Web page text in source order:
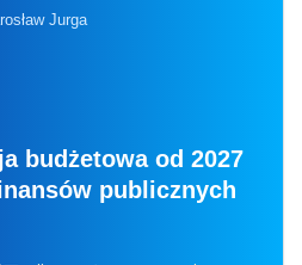
Jurga
budżetowa od 2027
publicznych